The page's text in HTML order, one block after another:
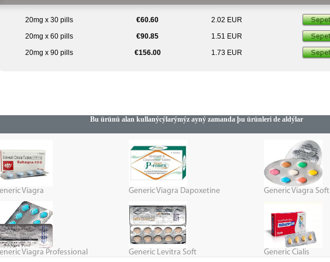
20mg x 30 pills €60.60
2.02 EUR
20mg x 60 pills
€90.85
1.51 EUR
20mg x 90 pills
€156.00 1.73 EUR
Bu ürünü alan kullanýcýlarýmýz ayný zamanda þu ürünleri de aldýlar
Viagra Generic Viagra Dapoxetine Generic Viagra Soft
Viagra Professional Generic Levitra Soft Generic Cialis